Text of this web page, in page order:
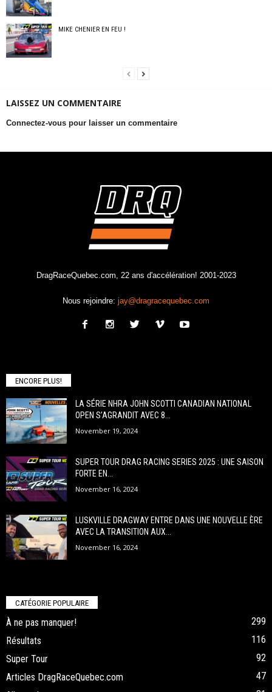
MIKE CHENIER EN FEU !
LAISSEZ UN COMMENTAIRE
Connectez-vous pour laisser un commentaire
DragRaceQuebec.com, 22 ans d'accélération! 2001-2023
Nous rejoindre: jay@dragracequebec.com
ENCORE PLUS!
LA SÉRIE NHRA JOHN SCOTTI CANADIAN NATIONAL
OPEN S’AGRANDIT AVEC 8...
November 19, 2024
SUPER TOUR DRAG RACING SERIES 2025 : UNE SAISON
FORTE EN...
November 16, 2024
LUSKVILLE DRAGWAY ENTRE DANS UNE NOUVELLE ÈRE
AVEC LA TRANSITION AUX...
November 16, 2024
CATÉGORIE POPULAIRE
À ne pas manquer!
299
Résultats
116
Super Tour
92
Articles DragRaceQuebec.com
47